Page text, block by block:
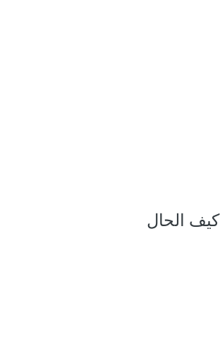
كيف الحال